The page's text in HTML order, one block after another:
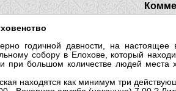
годичной давности, на
собору в Елохове, который
при большом количестве людей
находятся как минимум три